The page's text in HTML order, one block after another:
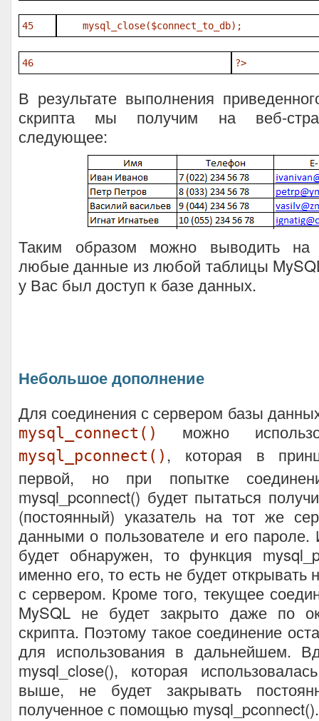
45 mysql_close($connect_to_db);
46 ?>
В результате выполнения
скрипта мы получим на веб-
следующее:
Таким образом можно выводить на
любые данные из любой таблицы
у Вас был доступ к базе данных.
Небольшое дополнение
Для соединения с сервером базы
mysql_connect() можно
mysql_pconnect() , которая в
первой, но при попытке
mysql_pconnect() будет пытаться
(постоянный) указатель на тот же
данными о пользователе и его пароле.
будет обнаружен, то функция
именно его, то есть не будет открывать
с сервером. Кроме того, текущее
MySQL не будет закрыто даже по
скрипта. Поэтому такое соединение
для использования в дальнейшем.
mysql_close(), которая
выше, не будет закрывать
полученное с помощью mysql_pconnect().